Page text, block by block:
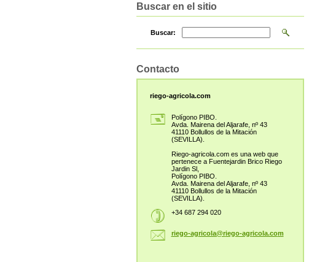
Buscar en el sitio
Buscar:
Contacto
riego-agricola.com
Polígono PIBO.
Avda. Mairena del Aljarafe, nº 43
41110 Bollullos de la Mitación
(SEVILLA).
Riego-agricola.com es una web que
pertenece a Fuentejardin Brico Riego
Jardin Sl,
Polígono PIBO.
Avda. Mairena del Aljarafe, nº 43
41110 Bollullos de la Mitación
(SEVILLA).
+34 687 294 020
riego-agricola@riego-agricola.com